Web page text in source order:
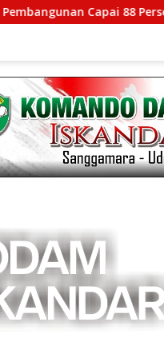
Capai 88 Persen, Satgas